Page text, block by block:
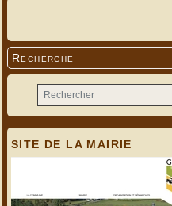
Recherche
SITE DE LA MAIRIE